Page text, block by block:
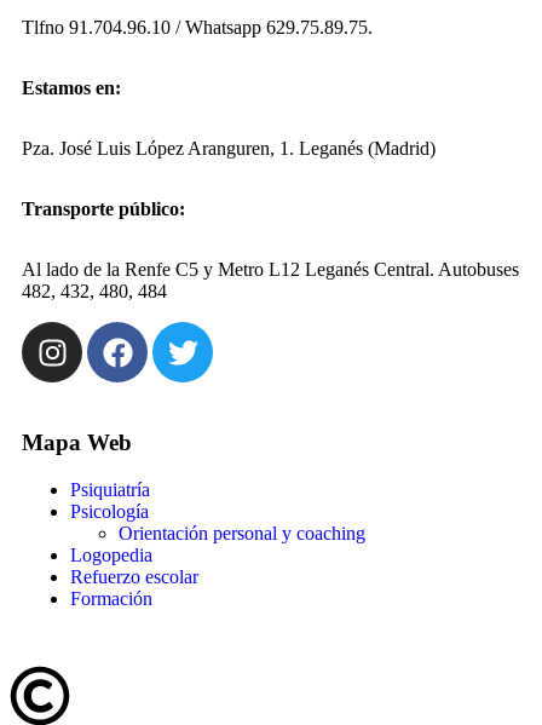
Tlfno 91.704.96.10 / Whatsapp 629.75.89.75.
Estamos en:
Pza. José Luis López Aranguren, 1. Leganés (Madrid)
Transporte público:
Al lado de la Renfe C5 y Metro L12 Leganés Central. Autobuses
482, 432, 480, 484
Mapa Web
Psiquiatría
Psicología
Orientación personal y coaching
Logopedia
Refuerzo escolar
Formación